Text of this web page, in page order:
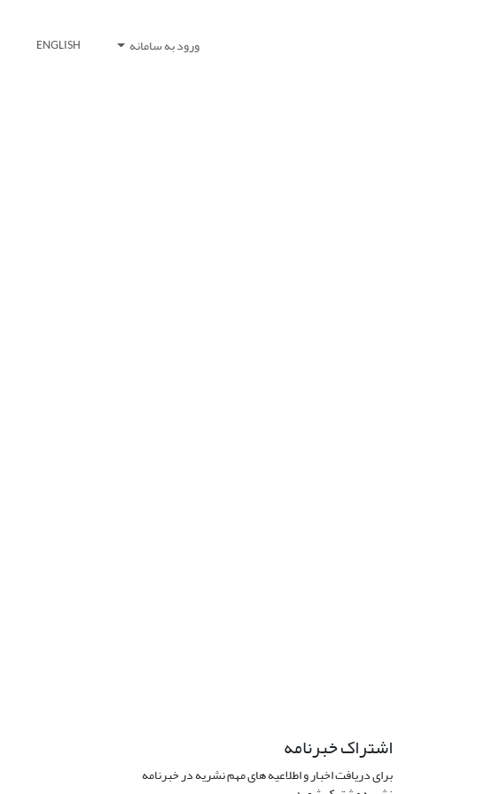
ورود به سامانه ENGLISH
اشتراک خبرنامه
برای دریافت اخبار و اطلاعیه های مهم نشریه در خبرنامه